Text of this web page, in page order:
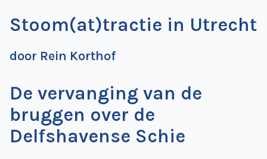
Afdelingen
Ons
aanbod
Over
Stoom(at)tractie in Utrecht
door Rein Korthof
De vervanging van de
bruggen over de
Delfshavense Schie